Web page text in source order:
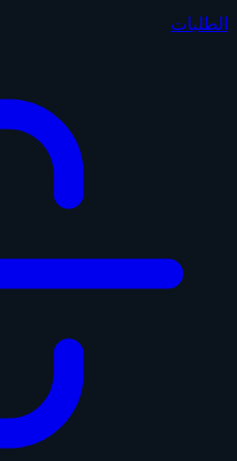
الطلبات